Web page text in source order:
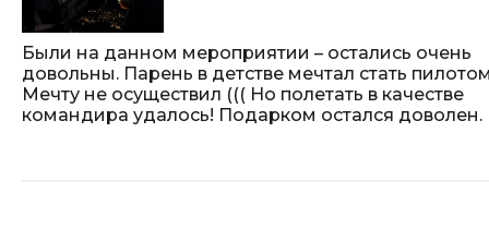
Были на данном мероприятии – остались очень
довольны. Парень в детстве мечтал стать
Мечту не осуществил ((( Но полетать в качестве
командира удалось! Подарком остался доволен.